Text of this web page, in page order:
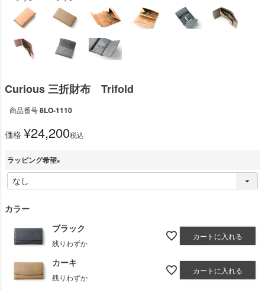
Curious 三折財布 Trifold
商品番号8LO-1110
価格 ¥24,200税込
ラッピング希望
必
カラー
ブラック
残りわずか
カートに入れる
カーキ
残りわずか
カートに入れる